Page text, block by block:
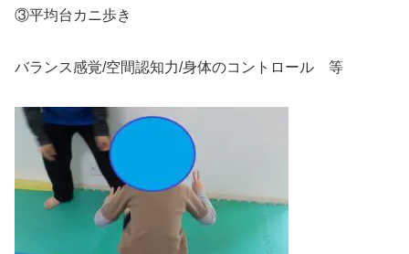
③平均台カニ歩き
バランス感覚/空間認知力/身体のコントロール 等